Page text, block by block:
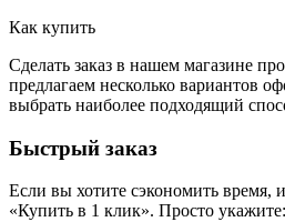
Как купить
Сделать заказ в нашем магазине
предлагаем несколько вариантов
выбрать наиболее подходящий
Быстрый заказ
Если вы хотите сэкономить время,
«Купить в 1 клик». Просто укажите: